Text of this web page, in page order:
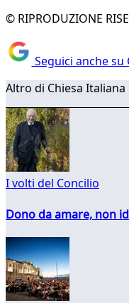
© RIPRODUZIONE
Seguici anche
Altro di Chiesa Italiana
I volti del Concilio
Dono da amare, non